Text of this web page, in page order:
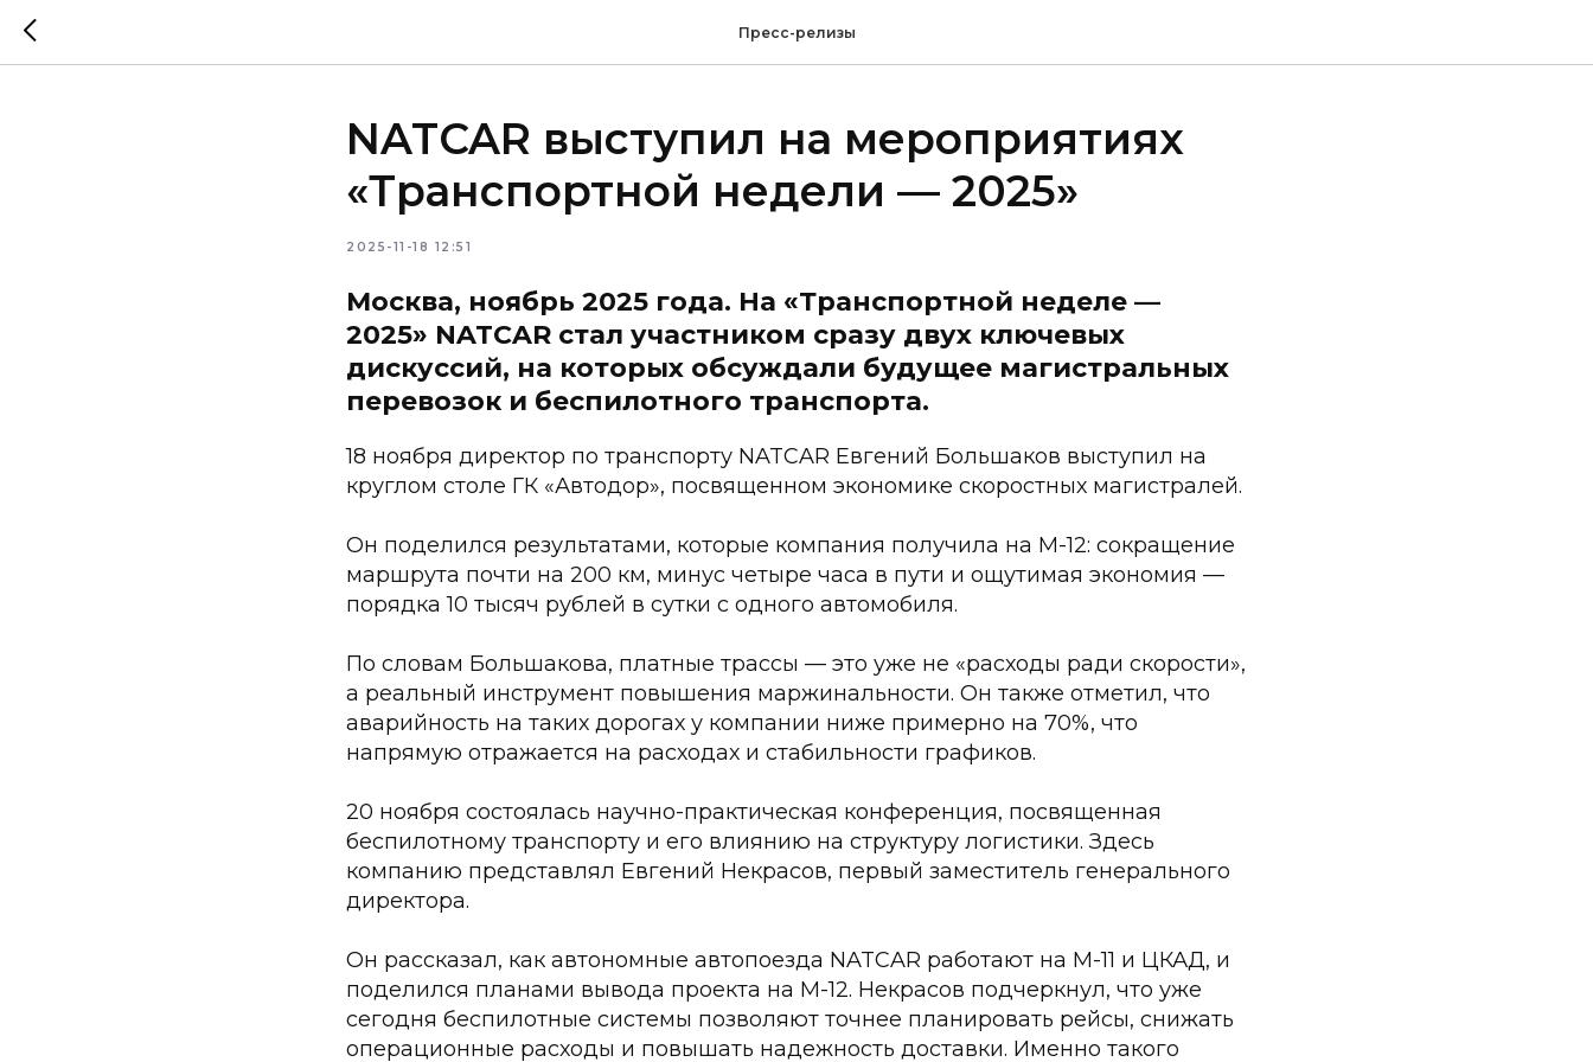
Пресс-релизы
NATCAR выступил на мероприятиях
«Транспортной недели — 2025»
2025-11-18 12:51
Москва, ноябрь 2025 года. На «Транспортной неделе —
2025» NATCAR стал участником сразу двух ключевых
дискуссий, на которых обсуждали будущее магистральных
перевозок и беспилотного транспорта.
18 ноября директор по транспорту NATCAR Евгений Большаков выступил на
круглом столе ГК «Автодор», посвященном экономике скоростных магистралей.
Он поделился результатами, которые компания получила на М-12: сокращение
маршрута почти на 200 км, минус четыре часа в пути и ощутимая экономия —
порядка 10 тысяч рублей в сутки с одного автомобиля.
По словам Большакова, платные трассы — это уже не «расходы ради скорости»,
а реальный инструмент повышения маржинальности. Он также отметил, что
аварийность на таких дорогах у компании ниже примерно на 70%, что
напрямую отражается на расходах и стабильности графиков.
20 ноября состоялась научно-практическая конференция, посвященная
беспилотному транспорту и его влиянию на структуру логистики. Здесь
компанию представлял Евгений Некрасов, первый заместитель генерального
директора.
Он рассказал, как автономные автопоезда NATCAR работают на М-11 и ЦКАД, и
поделился планами вывода проекта на М-12. Некрасов подчеркнул, что уже
сегодня беспилотные системы позволяют точнее планировать рейсы, снижать
операционные расходы и повышать надежность доставки. Именно такого